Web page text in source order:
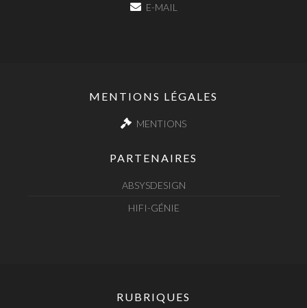
E-MAIL
MENTIONS LÉGALES
MENTIONS
PARTENAIRES
ABSYSDESIGN
HIFI-GÉNIE
RUBRIQUES